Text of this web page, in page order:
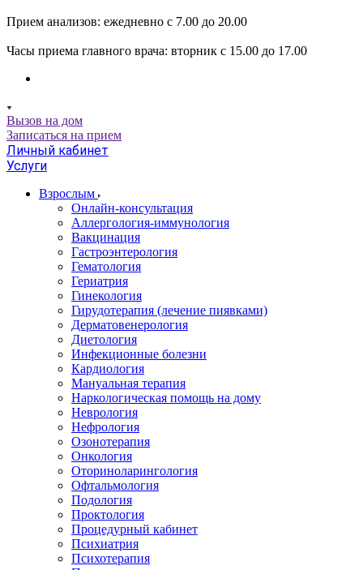
Прием анализов: ежедневно с 7.00 до 20.00
Часы приема главного врача: вторник с 15.00 до 17.00
Вызов на дом
Записаться на прием
Личный кабинет
Услуги
Взрослым
Онлайн-консультация
Аллергология-иммунология
Вакцинация
Гастроэнтерология
Гематология
Гериатрия
Гинекология
Гирудотерапия (лечение пиявками)
Дерматовенерология
Диетология
Инфекционные болезни
Кардиология
Мануальная терапия
Наркологическая помощь на дому
Неврология
Нефрология
Озонотерапия
Онкология
Оториноларингология
Офтальмология
Подология
Проктология
Процедурный кабинет
Психиатрия
Психотерапия